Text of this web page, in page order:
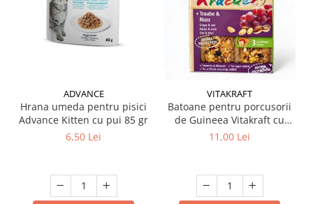
ADVANCE
Hrana umeda pentru pisici
Advance Kitten cu pui 85 gr
6,50 Lei
VITAKRAFT
Batoane pentru porcusorii
de Guineea Vitakraft cu
struguri & nuci 2 buc
11,00 Lei